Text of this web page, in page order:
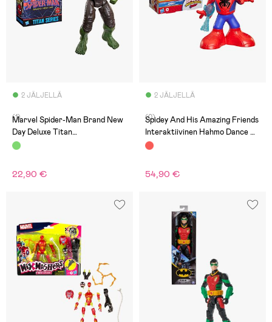
2 JÄLJELLÄ
(1)
Marvel Spider-Man Brand New
Day Deluxe Titan
Toimintahahmo Mccaroll
22,90 €
2 JÄLJELLÄ
(0)
Spidey And His Amazing Friends
Interaktiivinen Hahmo Dance N
Rescue Spidey
54,90 €